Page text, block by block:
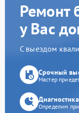
Ремонт
у Вас
С выездом
Срочный
Мастер
Определим